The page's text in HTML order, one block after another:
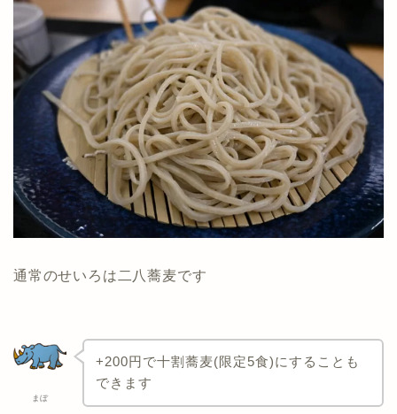
通常のせいろは二八蕎麦です
まぼ
+200円で十割蕎麦(限定5食)にすることも
できます